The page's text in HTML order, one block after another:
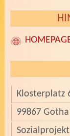
Klosterplatz
99867 Gotha